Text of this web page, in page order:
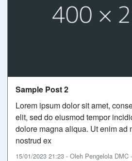
Sample Post 2
Lorem ipsum dolor sit amet,
elit, sed do eiusmod tempor
dolore magna aliqua. Ut enim ad
nostrud ex
15/01/2023 21:23 - Oleh Pengelola DMC